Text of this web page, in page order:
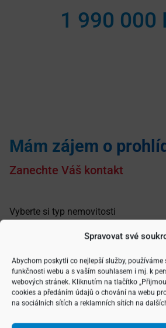
Spravovat své
Abychom poskytli co nejlepší služby,
funkčnosti webu a s vaším souhlasem i mj. k
webových stránek. Kliknutím na tlačítko
cookies a předáním údajů o chování na webu
na sociálních sítích a reklamních sítích na
1 990 000
Mám zájem o
Zanechte Váš kontakt
Vyberte si typ nemovitosti